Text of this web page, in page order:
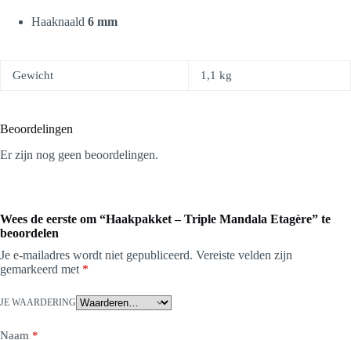
Haaknaald 6 mm
Gewicht 1,1 kg
Beoordelingen
Er zijn nog geen beoordelingen.
Wees de eerste om “Haakpakket – Triple Mandala Etagère” te
beoordelen
Je e-mailadres wordt niet gepubliceerd. Vereiste velden zijn
gemarkeerd met *
JE WAARDERING
Naam *